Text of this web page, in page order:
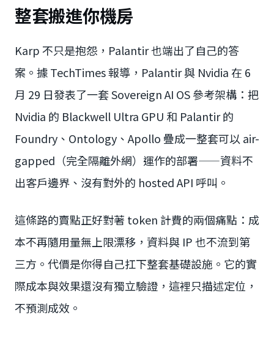
整套搬進你機房
Karp 不只是抱怨，Palantir 也端出了自己的答
案。據 TechTimes 報導，Palantir 與 Nvidia 在 6
月 29 日發表了一套 Sovereign AI OS 參考架構：把
Nvidia 的 Blackwell Ultra GPU 和 Palantir 的
Foundry、Ontology、Apollo 疊成一整套可以 air-
gapped（完全隔離外網）運作的部署——資料不
出客戶邊界、沒有對外的 hosted API 呼叫。
這條路的賣點正好對著 token 計費的兩個痛點：成
本不再隨用量無上限漂移，資料與 IP 也不流到第
三方。代價是你得自己扛下整套基礎設施。它的實
際成本與效果還沒有獨立驗證，這裡只描述定位，
不預測成效。